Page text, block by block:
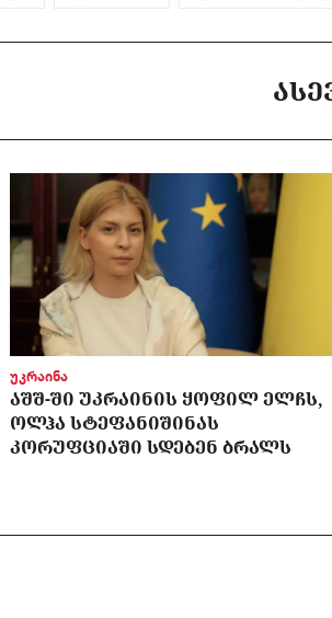
უკრაინა
ᲐᲨᲨ-ᲨᲘ ᲣᲙᲠᲐᲘᲜᲘᲡ ᲧᲝᲤᲘᲚ ᲔᲚᲩᲡ,
ᲝᲚᲰᲐ ᲡᲢᲔᲤᲐᲜᲘᲨᲘᲜᲐᲡ
ᲙᲝᲠᲣᲤᲪᲘᲐᲨᲘ ᲡᲓᲔᲑᲔᲜ ᲑᲠᲐᲚᲡ